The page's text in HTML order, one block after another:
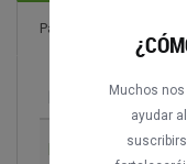
Partidos
RCD Espanyol vs.
Muchos
ayudar